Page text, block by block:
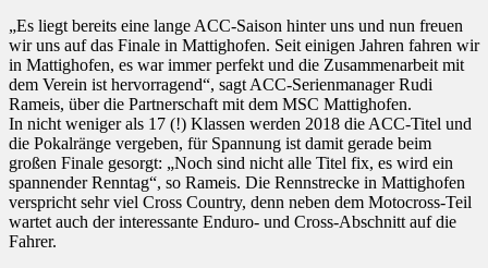
„Es liegt bereits eine lange ACC-Saison hinter uns und nun freuen
wir uns auf das Finale in Mattighofen. Seit einigen Jahren fahren wir
in Mattighofen, es war immer perfekt und die Zusammenarbeit mit
dem Verein ist hervorragend“, sagt ACC-Serienmanager Rudi
Rameis, über die Partnerschaft mit dem MSC Mattighofen.
In nicht weniger als 17 (!) Klassen werden 2018 die ACC-Titel und
die Pokalränge vergeben, für Spannung ist damit gerade beim
großen Finale gesorgt: „Noch sind nicht alle Titel fix, es wird ein
spannender Renntag“, so Rameis. Die Rennstrecke in Mattighofen
verspricht sehr viel Cross Country, denn neben dem Motocross-Teil
wartet auch der interessante Enduro- und Cross-Abschnitt auf die
Fahrer.